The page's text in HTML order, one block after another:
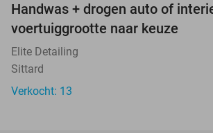
Handwas + drogen auto of
voertuiggrootte naar keuze
Elite Detailing
Sittard
Verkocht: 13